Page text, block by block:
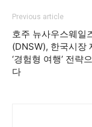
Previous article
호주 뉴사우스웨일
(DNSW), 한국시장
‘경험형 여행’ 전략
다